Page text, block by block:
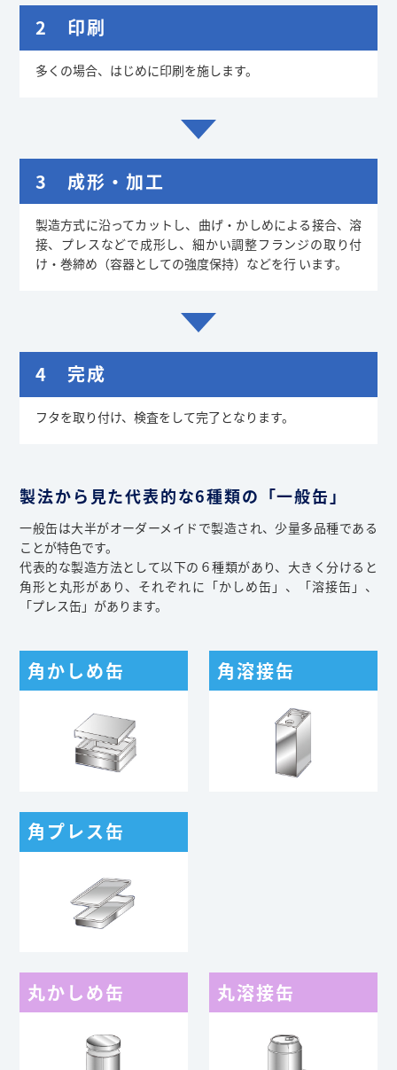
2 印刷
多くの場合、はじめに印刷を施します。
3 成形・加工
製造方式に沿ってカットし、曲げ・かしめによる接合、溶
接、プレスなどで成形し、細かい調整フランジの取り付
け・巻締め（容器としての強度保持）などを行 います。
4 完成
フタを取り付け、検査をして完了となります。
製法から見た代表的な6種類の「一般缶」
一般缶は大半がオーダーメイドで製造され、少量多品種である
ことが特色です。
代表的な製造方法として以下の６種類があり、大きく分けると
角形と丸形があり、それぞれに「かしめ缶」、「溶接缶」、
「プレス缶」があります。
角かしめ缶 角溶接缶
角プレス缶
丸かしめ缶 丸溶接缶